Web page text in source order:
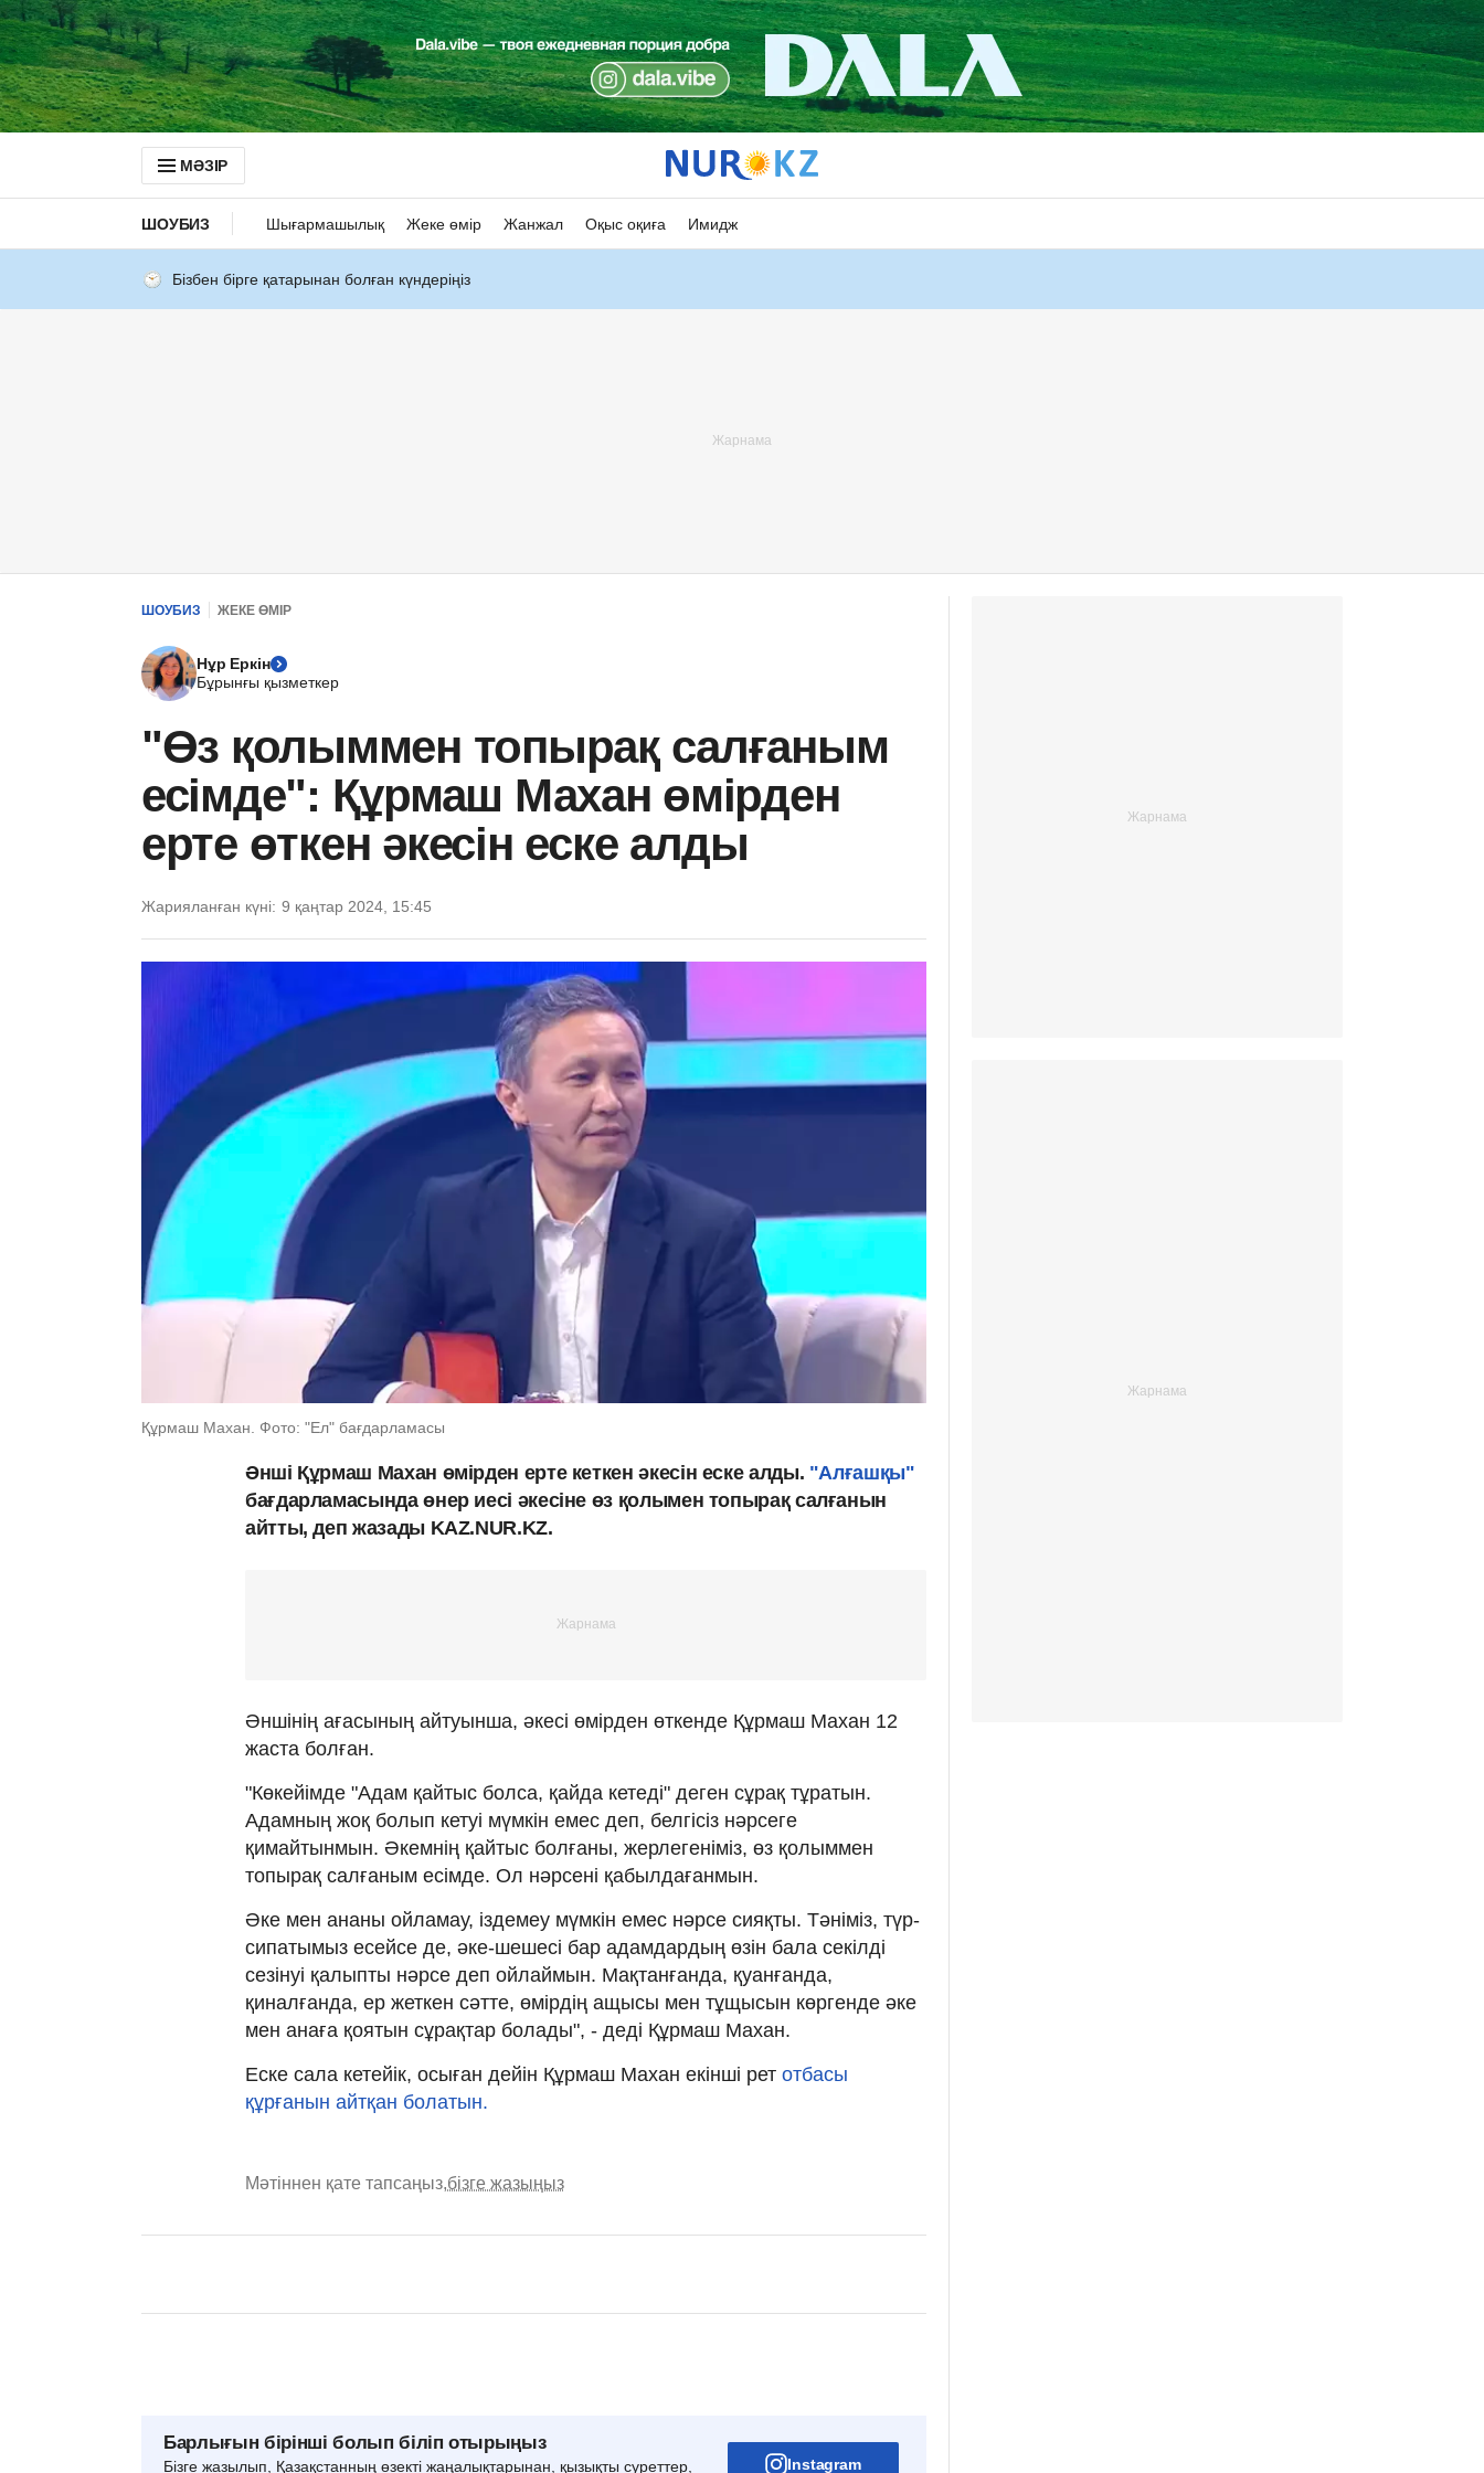
МӘЗІР
ШОУБИЗ Шығармашылық Жеке өмір Жанжал Оқыс оқиға Имидж
Бізбен бірге қатарынан болған күндеріңіз
ШОУБИЗ ЖЕКЕ ӨМІР
Нұр Еркін
Бұрынғы қызметкер
"Өз қолыммен топырақ салғаным
есімде": Құрмаш Махан өмірден
ерте өткен әкесін еске алды
Жарияланған күні: 9 қаңтар 2024, 15:45
Құрмаш Махан. Фото: "Ел" бағдарламасы
Әнші Құрмаш Махан өмірден ерте кеткен әкесін еске алды. "Алғашқы"
бағдарламасында өнер иесі әкесіне өз қолымен топырақ салғанын
айтты, деп жазады KAZ.NUR.KZ.
Әншінің ағасының айтуынша, әкесі өмірден өткенде Құрмаш Махан 12
жаста болған.
"Көкейімде "Адам қайтыс болса, қайда кетеді" деген сұрақ тұратын.
Адамның жоқ болып кетуі мүмкін емес деп, белгісіз нәрсеге
қимайтынмын. Әкемнің қайтыс болғаны, жерлегеніміз, өз қолыммен
топырақ салғаным есімде. Ол нәрсені қабылдағанмын.
Әке мен ананы ойламау, іздемеу мүмкін емес нәрсе сияқты. Тәніміз, түр-
сипатымыз есейсе де, әке-шешесі бар адамдардың өзін бала секілді
сезінуі қалыпты нәрсе деп ойлаймын. Мақтанғанда, қуанғанда,
қиналғанда, ер жеткен сәтте, өмірдің ащысы мен тұщысын көргенде әке
мен анаға қоятын сұрақтар болады", - деді Құрмаш Махан.
Еске сала кетейік, осыған дейін Құрмаш Махан екінші рет отбасы
құрғанын айтқан болатын.
Мәтіннен қате тапсаңыз,бізге жазыңыз
Барлығын бірінші болып біліп отырыңыз
Бізге жазылып, Қазақстанның өзекті жаңалықтарынан, қызықты суреттер, Instagram